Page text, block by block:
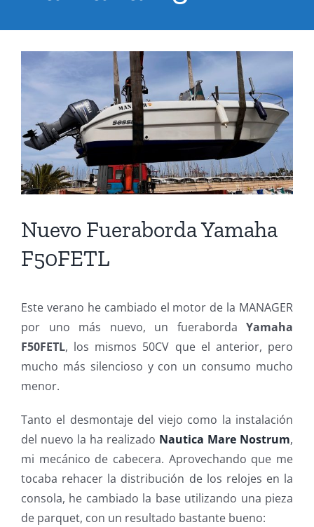
imagen
grande
Nuevo Fueraborda Yamaha
F50FETL
Este verano he cambiado el motor de la MANAGER
por uno más nuevo, un fueraborda Yamaha
F50FETL, los mismos 50CV que el anterior, pero
mucho más silencioso y con un consumo mucho
menor.
Tanto el desmontaje del viejo como la instalación
del nuevo la ha realizado Nautica Mare Nostrum,
mi mecánico de cabecera. Aprovechando que me
tocaba rehacer la distribución de los relojes en la
consola, he cambiado la base utilizando una pieza
de parquet, con un resultado bastante bueno: